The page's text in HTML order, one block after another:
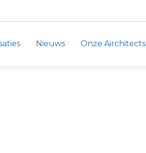
Nieuws Onze Airchitects